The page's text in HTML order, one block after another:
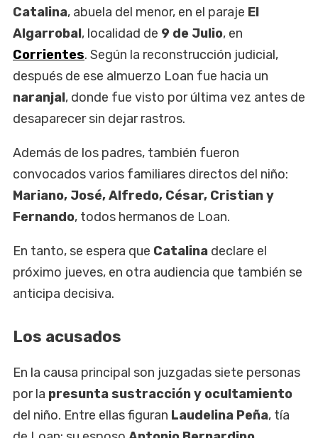
Catalina, abuela del menor, en el paraje El
Algarrobal, localidad de 9 de Julio, en
Corrientes. Según la reconstrucción judicial,
después de ese almuerzo Loan fue hacia un
naranjal, donde fue visto por última vez antes de
desaparecer sin dejar rastros.
Además de los padres, también fueron
convocados varios familiares directos del niño:
Mariano, José, Alfredo, César, Cristian y
Fernando, todos hermanos de Loan.
En tanto, se espera que Catalina declare el
próximo jueves, en otra audiencia que también se
anticipa decisiva.
Los acusados
En la causa principal son juzgadas siete personas
por la presunta sustracción y ocultamiento
del niño. Entre ellas figuran Laudelina Peña, tía